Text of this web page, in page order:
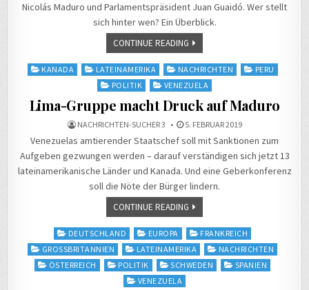
Nicolás Maduro und Parlamentspräsident Juan Guaidó. Wer stellt
sich hinter wen? Ein Überblick.
CONTINUE READING
Posted
KANADA LATEINAMERIKA NACHRICHTEN
PERU
POLITIK
VENEZUELA
Lima-Gruppe macht Druck auf Maduro
NACHRICHTEN-SUCHER 3 5. FEBRUAR 2019
Venezuelas amtierender Staatschef soll mit Sanktionen zum
Aufgeben gezwungen werden – darauf verständigen sich jetzt 13
lateinamerikanische Länder und Kanada. Und eine Geberkonferenz
soll die Nöte der Bürger lindern.
CONTINUE READING
Posted
in
DEUTSCHLAND EUROPA
FRANKREICH
GROSSBRITANNIEN
LATEINAMERIKA
NACHRICHTEN
ÖSTERREICH
POLITIK SCHWEDEN
SPANIEN
VENEZUELA